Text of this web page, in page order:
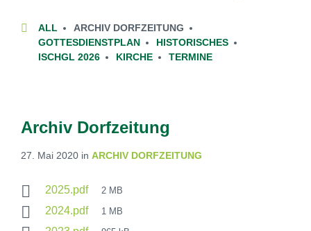
C
E
S
ALL
ARCHIV DORFZEITUNG
GOTTESDIENSTPLAN
HISTORISCHES
ISCHGL 2026
KIRCHE TERMINE
Archiv Dorfzeitung
27. Mai 2020 in ARCHIV DORFZEITUNG
2025.pdf 2 MB
2024.pdf 1 MB